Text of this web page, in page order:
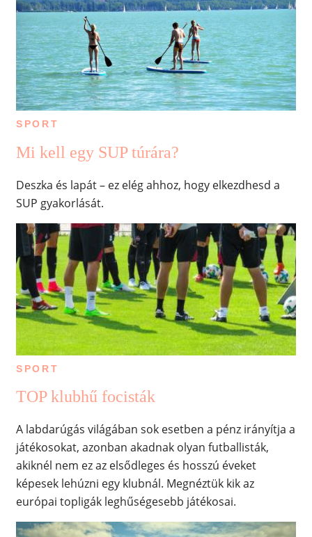
SPORT
Mi kell egy SUP túrára?
Deszka és lapát – ez elég ahhoz, hogy elkezdhesd a
SUP gyakorlását.
SPORT
TOP klubhű focisták
A labdarúgás világában sok esetben a pénz irányítja a
játékosokat, azonban akadnak olyan futballisták,
akiknél nem ez az elsődleges és hosszú éveket
képesek lehúzni egy klubnál. Megnéztük kik az
európai topligák leghűségesebb játékosai.